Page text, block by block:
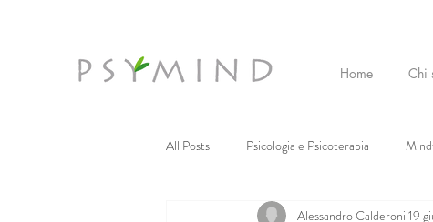
Home Chi
All Posts Psicologia e Psicoterapia
Realtà Virtuale Tecnomassaggi
Alessandro Calderoni 19